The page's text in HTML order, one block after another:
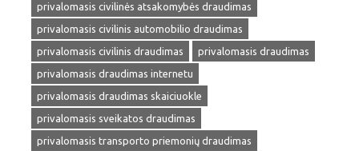
privalomasis civilinės atsakomybės draudimas
privalomasis civilinis automobilio draudimas
privalomasis civilinis draudimas
privalomasis draudimas
privalomasis draudimas internetu
privalomasis draudimas skaiciuokle
privalomasis sveikatos draudimas
privalomasis transporto priemonių draudimas